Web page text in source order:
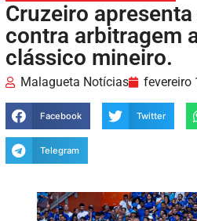
Cruzeiro
contra arbitragem
clássico mineiro.
Malagueta Notícias fevereiro
Facebook Twitter
Telegram